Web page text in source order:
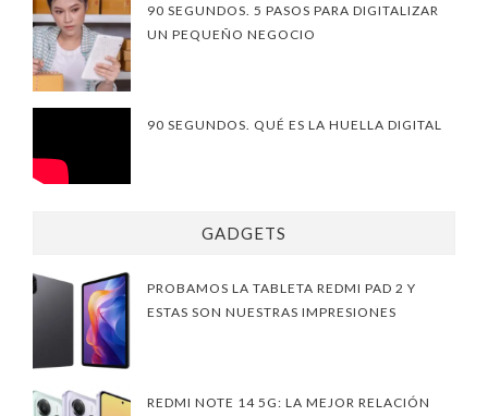
90 SEGUNDOS. 5 PASOS PARA DIGITALIZAR
UN PEQUEÑO NEGOCIO
90 SEGUNDOS. QUÉ ES LA HUELLA DIGITAL
GADGETS
PROBAMOS LA TABLETA REDMI PAD 2 Y
ESTAS SON NUESTRAS IMPRESIONES
REDMI NOTE 14 5G: LA MEJOR RELACIÓN